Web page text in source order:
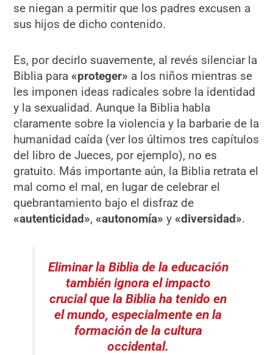
se niegan a permitir que los padres excusen a
sus hijos de dicho contenido.
Es, por decirlo suavemente, al revés silenciar la
Biblia para «proteger» a los niños mientras se
les imponen ideas radicales sobre la identidad
y la sexualidad. Aunque la Biblia habla
claramente sobre la violencia y la barbarie de la
humanidad caída (ver los últimos tres capítulos
del libro de Jueces, por ejemplo), no es
gratuito. Más importante aún, la Biblia retrata el
mal como el mal, en lugar de celebrar el
quebrantamiento bajo el disfraz de
«autenticidad», «autonomía» y «diversidad».
Eliminar la Biblia de la educación
también ignora el impacto
crucial que la Biblia ha tenido en
el mundo, especialmente en la
formación de la cultura
occidental.